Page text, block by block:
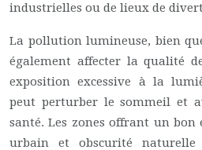
industrielles ou de lieux de
La pollution lumineuse, bien
également affecter la qualité
exposition excessive à la
peut perturber le sommeil et
santé. Les zones offrant un
urbain et obscurité